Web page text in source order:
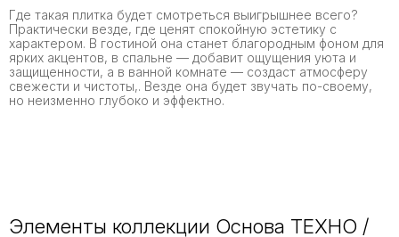
Где такая плитка будет смотреться выигрышнее всего?
Практически везде, где ценят спокойную эстетику с
характером. В гостиной она станет благородным фоном для
ярких акцентов, в спальне — добавит ощущения уюта и
защищенности, а в ванной комнате — создаст атмосферу
свежести и чистоты,. Везде она будет звучать по-своему,
но неизменно глубоко и эффектно.
Элементы коллекции Основа ТЕХНО /